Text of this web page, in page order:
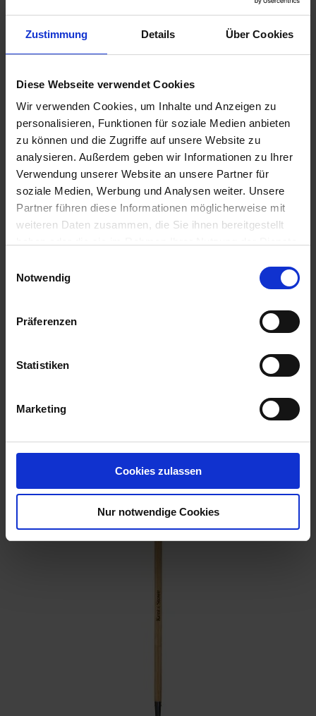
Zustimmung Details Über Cookies
Diese Webseite verwendet Cookies
Wir verwenden Cookies, um Inhalte und Anzeigen zu
personalisieren, Funktionen für soziale Medien anbieten
zu können und die Zugriffe auf unsere Website zu
analysieren. Außerdem geben wir Informationen zu Ihrer
Verwendung unserer Website an unsere Partner für
soziale Medien, Werbung und Analysen weiter. Unsere
Partner führen diese Informationen möglicherweise mit
weiteren Daten zusammen, die Sie ihnen bereitgestellt
Notwendig
Präferenzen
Statistiken
Marketing
Cookies zulassen
Nur notwendige Cookies
Seramis Outdoor Pflanz-Gran. Beet-, Balkon- &
Kübelpflanz
Artikel-Nr.: 7000835-01-cfg
Ähnliche Produkte